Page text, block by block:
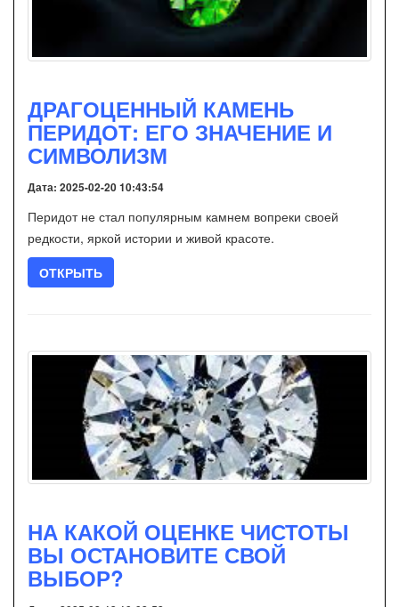
ДРАГОЦЕННЫЙ КАМЕНЬ
ПЕРИДОТ: ЕГО ЗНАЧЕНИЕ И
СИМВОЛИЗМ
Дата: 2025-02-20 10:43:54
Перидот не стал популярным камнем вопреки своей
редкости, яркой истории и живой красоте.
ОТКРЫТЬ
НА КАКОЙ ОЦЕНКЕ ЧИСТОТЫ
ВЫ ОСТАНОВИТЕ СВОЙ
ВЫБОР?